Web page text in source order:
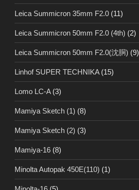
Leica Summicron 35mm F2.0 (11)
Leica Summicron 50mm F2.0 (4th) (2)
Leica Summicron 50mm F2.0(沈胴) (9)
Linhof SUPER TECHNIKA(15)
Lomo LC-A(3)
Mamiya Sketch (1) (8)
Mamiya Sketch (2) (3)
Mamiya-16 (8)
Minolta Autopak 450E(110) (1)